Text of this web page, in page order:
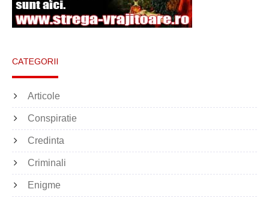
CATEGORII
Articole
Conspiratie
Credinta
Criminali
Enigme